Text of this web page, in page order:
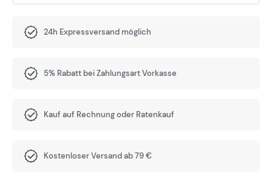
24h Expressversand möglich
5% Rabatt bei Zahlungsart Vorkasse
Kauf auf Rechnung oder Ratenkauf
Kostenloser Versand ab 79 €